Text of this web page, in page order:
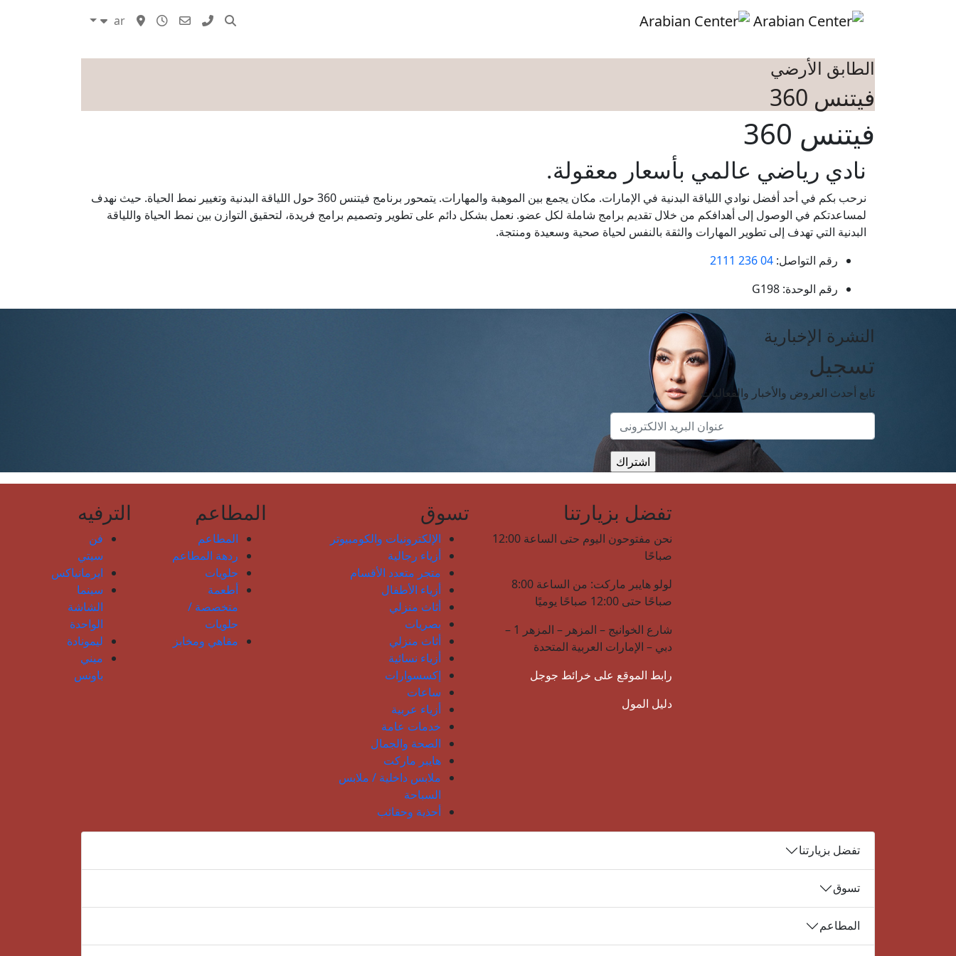
Skip to main content
ar
الطابق الأرضي
فيتنس 360
فيتنس 360
نادي رياضي عالمي بأسعار معقولة.
نرحب بكم في أحد أفضل نوادي اللياقة البدنية في الإمارات. مكان يجمع بين الموهبة والمهارات. يتمحور برنامج فيتنس 360 حول اللياقة البدنية وتغيير نمط الحياة. حيث نهدف
لمساعدتكم في الوصول إلى أهدافكم من خلال تقديم برامج شاملة لكل عضو. نعمل بشكل دائم على تطوير وتصميم برامج فريدة، لتحقيق التوازن بين نمط الحياة واللياقة
البدنية التي تهدف إلى تطوير المهارات والثقة بالنفس لحياة صحية وسعيدة ومنتجة.
رقم التواصل: 04 236 2111
رقم الوحدة: G198
النشرة الإخبارية
تسجيل
تابع أحدث العروض والأخبار والفعاليات
تفضل بزيارتنا
نحن مفتوحون اليوم حتى الساعة 12:00
صباحًا
لولو هايبر ماركت: من الساعة 8:00
صباحًا حتى 12:00 صباحًا يوميًا
شارع الخوانيج – المزهر – المزهر 1 –
دبي – الإمارات العربية المتحدة
رابط الموقع على خرائط جوجل
دليل المول
تسوق
الإلكترونيات والكومبيوتر
أزياء رجالية
متجر متعدد الأقسام
أزياء الأطفال
أثاث منزلي
بصريات
أثاث منزلي
أزياء نسائية
إكسسوارات
ساعات
أزياء عربية
خدمات عامة
الصحة والجمال
هايبر ماركت
ملابس داخلية / ملابس
السباحة
أحذية وحقائب
المطاعم
المطاعم
ردهة المطاعم
حلويات
أطعمة
متخصصة /
حلويات
مقاهي ومخابز
الترفيه
فن
سيتي
ايرمانياكس
سينما
الشاشة
الواحدة
ليمونادة
ميني
باونس
تفضل بزيارتنا
تسوق
المطاعم